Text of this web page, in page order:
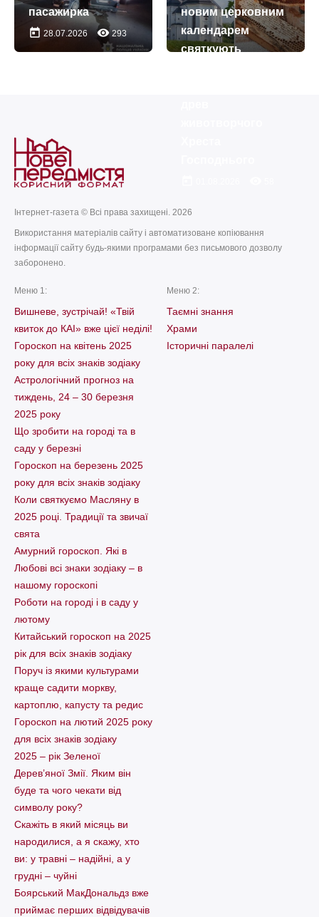
пасажирка
today 28.07.2026 remove_red_eye293
новим церковним
календарем
святкують
Інтернет-газета © Всі права захищені. 2026
Використання матеріалів сайту і автоматизоване копіювання
інформації сайту будь-якими програмами без письмового дозволу
заборонено.
Меню 1:
Вишневе, зустрічай! «Твій
квиток до КАІ» вже цієї неділі!
Гороскоп на квітень 2025
року для всіх знаків зодіаку
Астрологічний прогноз на
тиждень, 24 – 30 березня
2025 року
Що зробити на городі та в
саду у березні
Гороскоп на березень 2025
року для всіх знаків зодіаку
Коли святкуємо Масляну в
2025 році. Традиції та звичаї
свята
Амурний гороскоп. Які в
Любові всі знаки зодіаку – в
нашому гороскопі
Pоботи на городі і в саду у
лютому
Китайський гороскоп на 2025
рік для всіх знаків зодіаку
Поруч із якими культурами
краще садити моркву,
картоплю, капусту та редис
Гороскоп на лютий 2025 року
для всіх знаків зодіаку
2025 – рік Зеленої
Дерев’яної Змії. Яким він
буде та чого чекати від
символу року?
Скажіть в який місяць ви
народилися, а я скажу, хто
ви: у травні – надійні, а у
грудні – чуйні
Боярський МакДональдз вже
приймає перших відвідувачів
Меню 2:
Таємні знання
Храми
Історичні паралелі